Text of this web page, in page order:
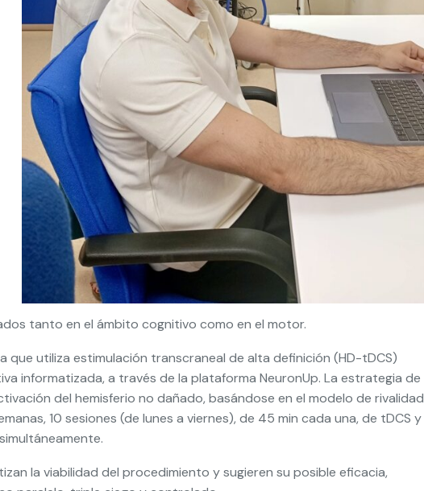
tanto en el ámbito cognitivo como en el motor.
utiliza estimulación transcraneal de alta definición (HD-tDCS)
informatizada, a través de la plataforma NeuronUp. La estrategia de
del hemisferio no dañado, basándose en el modelo de rivalidad
10 sesiones (de lunes a viernes), de 45 min cada una, de tDCS y
la viabilidad del procedimiento y sugieren su posible eficacia,